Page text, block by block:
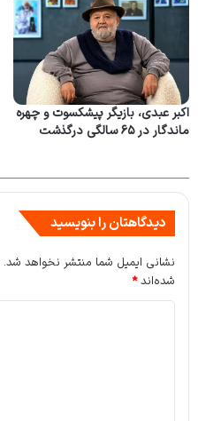
اکبر عبدی، بازیگر پیشکسوت و چهره
ماندگار در ۶۵ سالگی درگذشت
دیدگاهتان را بنویسید
نشانی ایمیل شما منتشر نخواهد شد.
شده‌اند*